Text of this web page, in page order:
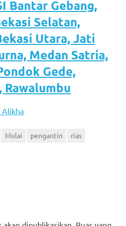
Bantar Gebang,
Selatan,
Utara, Jati
Medan Satria,
Gede,
Alikha
Mulai pengantin
rias